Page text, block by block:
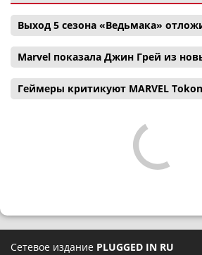
Выход 5 сезона «Ведьмака»
Marvel показала Джин Грей из
Геймеры критикуют MARVEL
Сетевое издание PLUGGED IN RU